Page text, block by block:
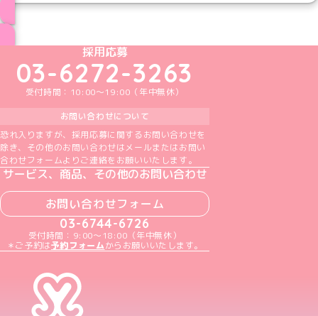
めいどりーみんTikTok公式アカウント
めいどりーみんX公式アカウント
めいどりーみんInstagram公式アカウント
めいどりーみんFacebook公式アカウン
めいどりーみんYouTube公式アカ
採用応募
03-6272-3263
受付時間：10:00～19:00（年中無休）
お問い合わせについて
恐れ入りますが、採用応募に関するお問い合わせを
除き、その他のお問い合わせはメールまたはお問い
合わせフォームよりご連絡をお願いいたします。
サービス、商品、その他のお問い合わせ
お問い合わせフォーム
03-6744-6726
受付時間：9:00～18:00（年中無休）
＊ご予約は予約フォームからお願いいたします。